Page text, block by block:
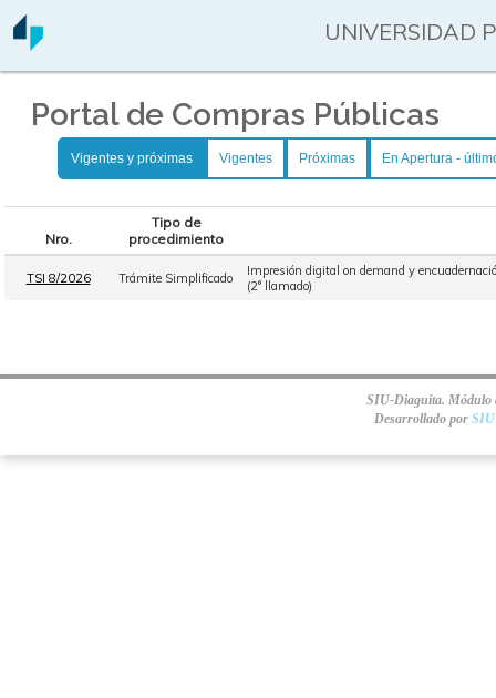
UNIVERSIDAD
Portal de Compras Públicas
Vigentes y próximas Vigentes Próximas En Apertura -
Nro.
Tipo de
procedimiento
TSI 8/2026 Trámite Simplificado
Impresión digital on demand y
(2° llamado)
SIU-Diaguita. Módulo
Desarrollado por SIU